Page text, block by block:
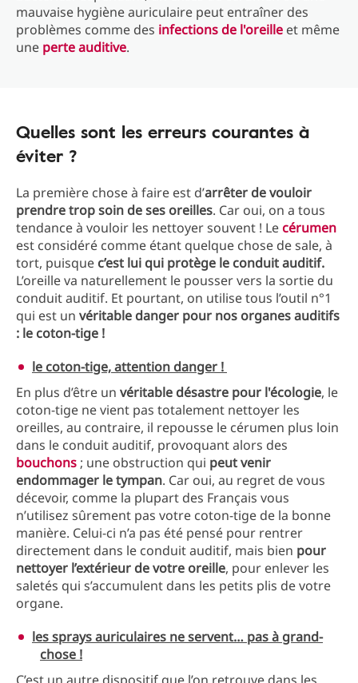
mauvaise hygiène auriculaire peut entraîner des
problèmes comme des infections de l'oreille et même
une perte auditive.
Quelles sont les erreurs courantes à
éviter ?
La première chose à faire est d’arrêter de vouloir
prendre trop soin de ses oreilles. Car oui, on a tous
tendance à vouloir les nettoyer souvent ! Lecérumen
est considéré comme étant quelque chose de sale, à
tort, puisque c’est lui qui protège le conduit auditif.
L’oreille va naturellement le pousser vers la sortie du
conduit auditif. Et pourtant, on utilise tous l’outil n°1
qui est un véritable danger pour nos organes auditifs
: le coton-tige !
le coton-tige, attention danger !
En plus d’être un véritable désastre pour l'écologie, le
coton-tige ne vient pas totalement nettoyer les
oreilles, au contraire, il repousse le cérumen plus loin
dans le conduit auditif, provoquant alors des
bouchons ; une obstruction qui peut venir
endommager le tympan. Car oui, au regret de vous
décevoir, comme la plupart des Français vous
n’utilisez sûrement pas votre coton-tige de la bonne
manière. Celui-ci n’a pas été pensé pour rentrer
directement dans le conduit auditif, mais bien pour
nettoyer l’extérieur de votre oreille, pour enlever les
saletés qui s’accumulent dans les petits plis de votre
organe.
les sprays auriculaires ne servent… pas à grand-
chose !